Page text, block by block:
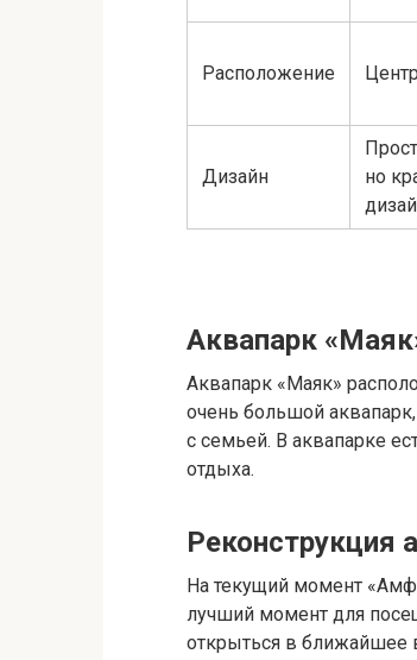
Расположение
Дизайн
но
Аквапарк
Аквапарк «Маяк»
очень большой
с семьей. В аквапарке
отдыха.
Реконструкция
На текущий момент
лучший момент для
открыться в ближайшее